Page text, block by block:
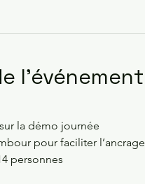
l'événement
la démo journée
pour faciliter l’ancrage
personnes